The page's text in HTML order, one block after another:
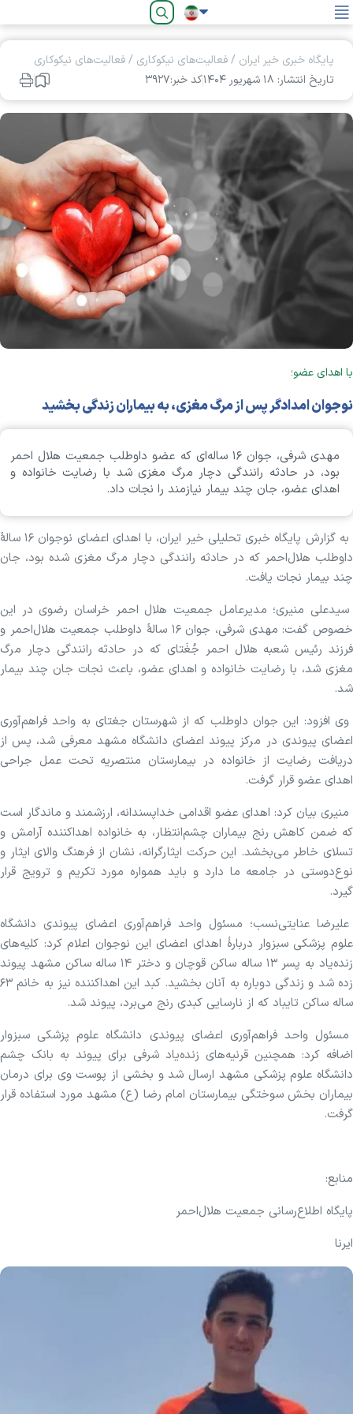
فارسی
پایگاه خبری خیر ایران /فعالیت‌های نیکوکاری /فعالیت‌های نیکوکاری
تاریخ انتشار: ۱۸ شهريور ۱۴۰۴
کد خبر:۳۹۲۷
با اهدای عضو؛
نوجوان امدادگر پس از مرگ مغزی، به بیماران زندگی بخشید
مهدی شرفی، جوان ١۶ ساله‌ای که عضو داوطلب جمعیت هلال‌ احمر
بود، در حادثه رانندگی دچار مرگ مغزی شد با رضایت خانواده و
اهدای عضو، جان چند‌ بیمار نیازمند را نجات داد.
به گزارش پایگاه خبری تحلیلی خیر ایران، با اهدای اعضای نوجوان ١۶ سالۀ
داوطلب هلال‌احمر که در حادثه رانندگی دچار مرگ مغزی شده بود، جان
چند بیمار نجات یافت.
سیدعلی منیری؛ مدیرعامل جمعیت هلال‌ احمر خراسان‌ رضوی در این
خصوص گفت: مهدی شرفی، جوان ١۶ سالۀ داوطلب جمعیت هلال‌احمر و
فرزند رئیس شعبه هلال‌ احمر جُغَتای که در حادثه رانندگی دچار مرگ
مغزی شد، با رضایت خانواده و اهدای عضو، باعث نجات جان چند بیمار
شد.
وی افزود: این جوان داوطلب که از شهرستان جغتای به واحد فراهم‌آوری
اعضای پیوندی در مرکز پیوند اعضای دانشگاه مشهد معرفی شد، پس از
دریافت رضایت از خانواده در بیمارستان منتصریه تحت عمل جراحی
اهدای عضو قرار گرفت.
منیری بیان کرد: اهدای عضو اقدامی خداپسندانه، ارزشمند و ماندگار است
که ضمن کاهش رنج بیماران چشم‌انتظار، به خانواده اهداکننده آرامش و
تسلای خاطر می‌بخشد. این حرکت ایثارگرانه، نشان از فرهنگ والای ایثار و
نوع‌دوستی در جامعه ما دارد و باید همواره مورد تکریم و ترویج قرار
گیرد.
علیرضا عنایتی‌نسب؛ مسئول واحد فراهم‌آوری اعضای پیوندی دانشگاه
علوم پزشکی سبزوار دربارۀ اهدای اعضای این نوجوان اعلام کرد: کلیه‌های
زنده‌یاد به پسر ۱۳ ساله ساکن قوچان و دختر ۱۴ ساله ساکن مشهد پیوند
زده شد و زندگی دوباره به آنان بخشید. کبد این اهداکننده نیز به خانم ۶۳
ساله ساکن تایباد که از نارسایی کبدی رنج می‌برد، پیوند شد.
مسئول واحد فراهم‌آوری اعضای پیوندی دانشگاه علوم پزشکی سبزوار
اضافه کرد: همچنین قرنیه‌های زنده‌یاد شرفی برای پیوند به بانک چشم
دانشگاه علوم پزشکی مشهد ارسال شد و بخشی از پوست وی برای درمان
بیماران بخش سوختگی بیمارستان امام رضا (ع) مشهد مورد استفاده قرار
گرفت.
منابع:
پایگاه اطلاع‌رسانی جمعیت هلال‌احمر
ایرنا